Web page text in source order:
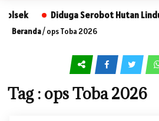
Diduga Serobot Hutan
Beranda/ops Toba 2026
Tag : ops Toba 2026